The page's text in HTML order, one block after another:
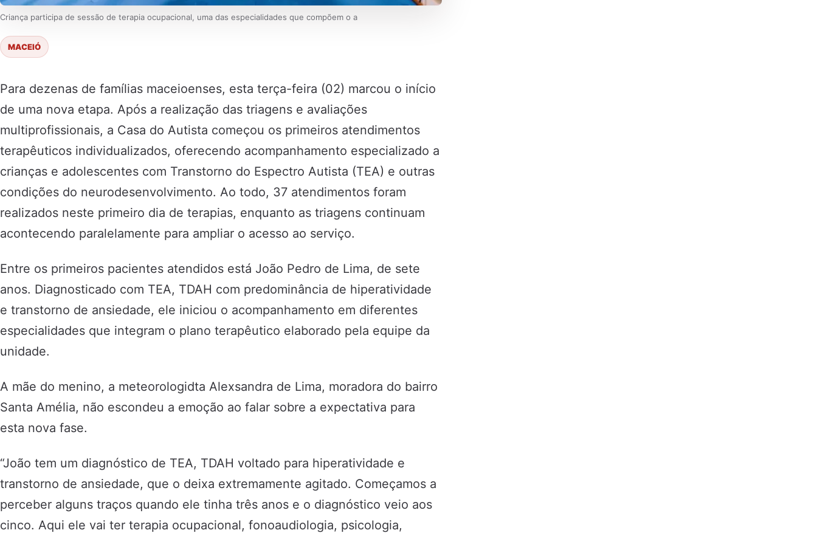
Criança participa de sessão de terapia ocupacional, uma das especialidades que compõem o a
MACEIÓ
Para dezenas de famílias maceioenses, esta terça-feira (02) marcou o início
de uma nova etapa. Após a realização das triagens e avaliações
multiprofissionais, a Casa do Autista começou os primeiros atendimentos
terapêuticos individualizados, oferecendo acompanhamento especializado a
crianças e adolescentes com Transtorno do Espectro Autista (TEA) e outras
condições do neurodesenvolvimento. Ao todo, 37 atendimentos foram
realizados neste primeiro dia de terapias, enquanto as triagens continuam
acontecendo paralelamente para ampliar o acesso ao serviço.
Entre os primeiros pacientes atendidos está João Pedro de Lima, de sete
anos. Diagnosticado com TEA, TDAH com predominância de hiperatividade
e transtorno de ansiedade, ele iniciou o acompanhamento em diferentes
especialidades que integram o plano terapêutico elaborado pela equipe da
unidade.
A mãe do menino, a meteorologidta Alexsandra de Lima, moradora do bairro
Santa Amélia, não escondeu a emoção ao falar sobre a expectativa para
esta nova fase.
“João tem um diagnóstico de TEA, TDAH voltado para hiperatividade e
transtorno de ansiedade, que o deixa extremamente agitado. Começamos a
perceber alguns traços quando ele tinha três anos e o diagnóstico veio aos
cinco. Aqui ele vai ter terapia ocupacional, fonoaudiologia, psicologia,